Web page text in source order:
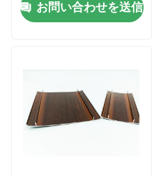
お問い合わせを送信